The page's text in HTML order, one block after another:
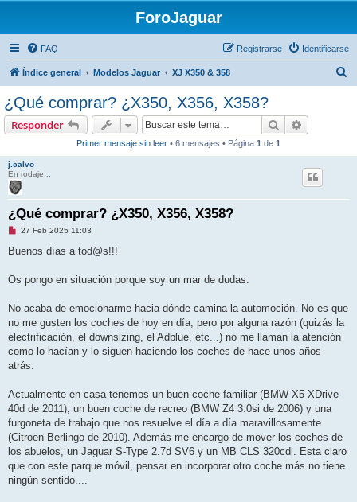
ForoJaguar
FAQ Identificarse
Registrarse
Índice general Modelos Jaguar XJ X350 & 358
¿Qué comprar? ¿X350, X356, X358?
Responder Buscar
Primer mensaje sin leer • 6 mensajes • Página 1 de 1
j.calvo
En rodaje...
¿Qué comprar? ¿X350, X356, X358?
M
n
j
i
l
e
r
27 Feb 2025 11:03
Buenos días a tod@s!!!
Os pongo en situación porque soy un mar de dudas.
No acaba de emocionarme hacia dónde camina la automoción. No es que
no me gusten los coches de hoy en día, pero por alguna razón (quizás la
electrificación, el downsizing, el Adblue, etc...) no me llaman la atención
como lo hacían y lo siguen haciendo los coches de hace unos años
atrás.
Actualmente en casa tenemos un buen coche familiar (BMW X5 XDrive
40d de 2011), un buen coche de recreo (BMW Z4 3.0si de 2006) y una
furgoneta de trabajo que nos resuelve el día a día maravillosamente
(Citroën Berlingo de 2010). Además me encargo de mover los coches de
los abuelos, un Jaguar S-Type 2.7d SV6 y un MB CLS 320cdi. Esta claro
que con este parque móvil, pensar en incorporar otro coche más no tiene
ningún sentido....